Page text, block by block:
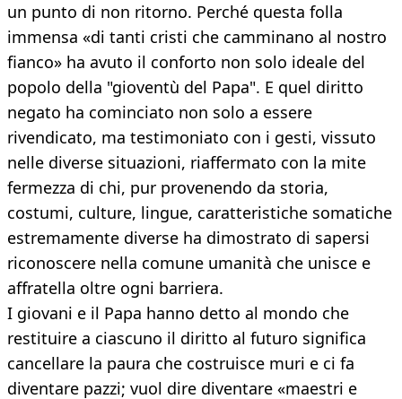
un punto di non ritorno. Perché questa folla
immensa «di tanti cristi che camminano al nostro
fianco» ha avuto il conforto non solo ideale del
popolo della "gioventù del Papa". E quel diritto
negato ha cominciato non solo a essere
rivendicato, ma testimoniato con i gesti, vissuto
nelle diverse situazioni, riaffermato con la mite
fermezza di chi, pur provenendo da storia,
costumi, culture, lingue, caratteristiche somatiche
estremamente diverse ha dimostrato di sapersi
riconoscere nella comune umanità che unisce e
affratella oltre ogni barriera.
I giovani e il Papa hanno detto al mondo che
restituire a ciascuno il diritto al futuro significa
cancellare la paura che costruisce muri e ci fa
diventare pazzi; vuol dire diventare «maestri e